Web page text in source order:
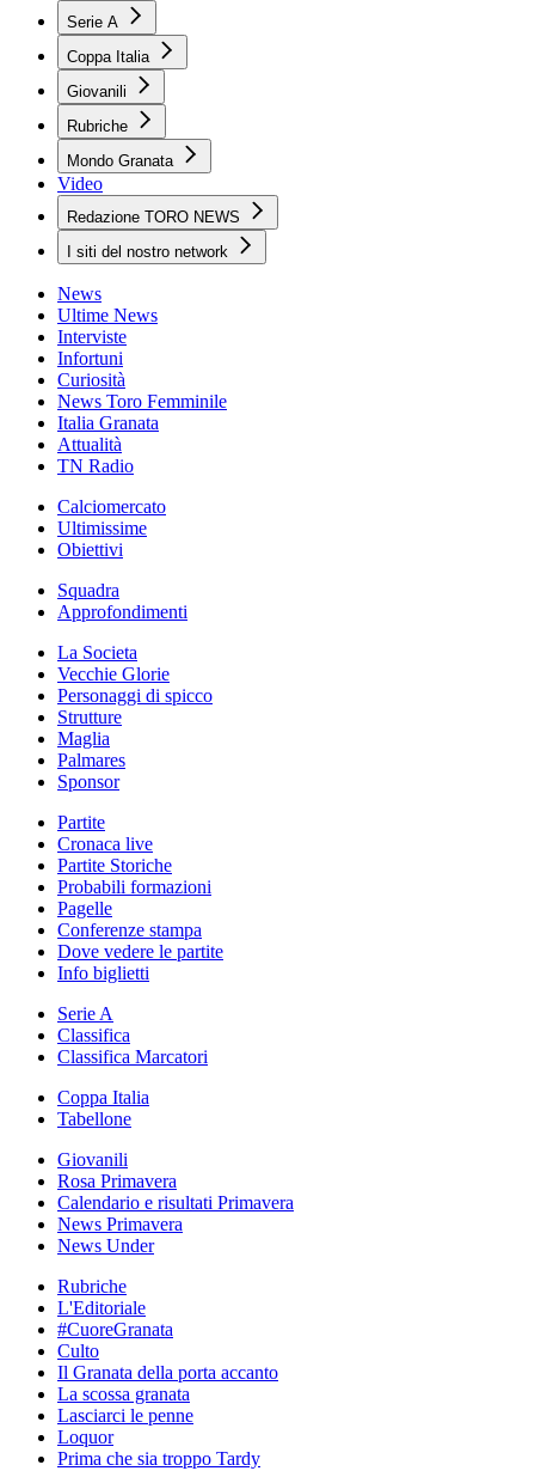
Serie A
Coppa Italia
Giovanili
Rubriche
Mondo Granata
Video
Redazione TORO NEWS
I siti del nostro network
News
Ultime News
Interviste
Infortuni
Curiosità
News Toro Femminile
Italia Granata
Attualità
TN Radio
Calciomercato
Ultimissime
Obiettivi
Squadra
Approfondimenti
La Societa
Vecchie Glorie
Personaggi di spicco
Strutture
Maglia
Palmares
Sponsor
Partite
Cronaca live
Partite Storiche
Probabili formazioni
Pagelle
Conferenze stampa
Dove vedere le partite
Info biglietti
Serie A
Classifica
Classifica Marcatori
Coppa Italia
Tabellone
Giovanili
Rosa Primavera
Calendario e risultati Primavera
News Primavera
News Under
Rubriche
L'Editoriale
#CuoreGranata
Culto
Il Granata della porta accanto
La scossa granata
Lasciarci le penne
Loquor
Prima che sia troppo Tardy